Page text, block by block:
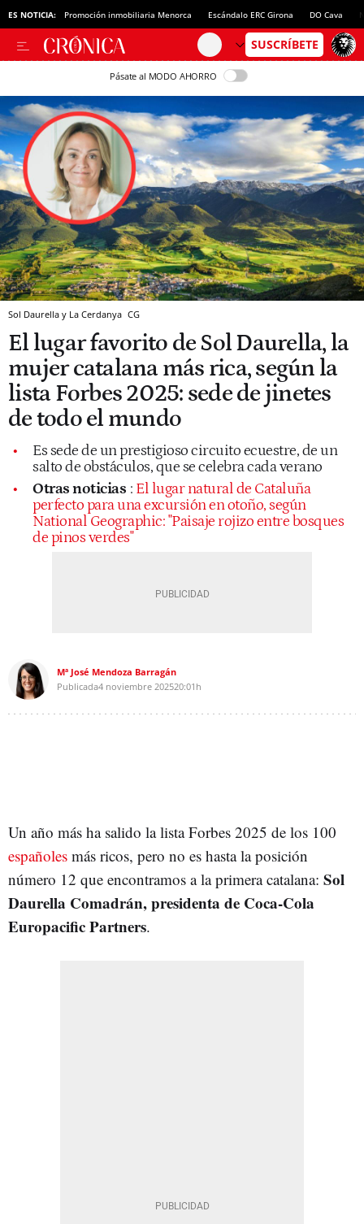
ES NOTICIA: Promoción inmobiliaria Menorca Escándalo ERC Girona DO Cava
Pásate al MODO AHORRO
Sol Daurella y La Cerdanya CG
El lugar favorito de Sol Daurella, la
mujer catalana más rica, según la
lista Forbes 2025: sede de jinetes
de todo el mundo
Es sede de un prestigioso circuito ecuestre, de un
salto de obstáculos, que se celebra cada verano
Otras noticias : El lugar natural de Cataluña
perfecto para una excursión en otoño, según
National Geographic: "Paisaje rojizo entre bosques
de pinos verdes"
Mª José Mendoza Barragán
Publicada4 noviembre 202520:01h
Un año más ha salido la lista Forbes 2025 de los 100
españoles más ricos, pero no es hasta la posición
número 12 que encontramos a la primera catalana: Sol
Daurella Comadrán, presidenta de Coca-Cola
Europacific Partners.